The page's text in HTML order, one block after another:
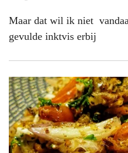
Maar dat wil ik niet
gevulde inktvis erbij